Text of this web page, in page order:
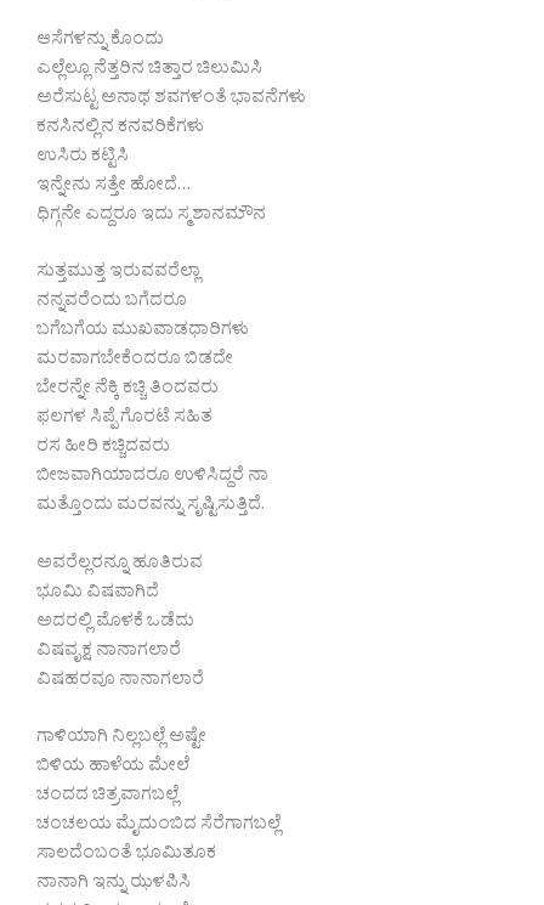
ಆಸೆಗಳನ್ನು ಕೊಂದು
ಎಲ್ಲೆಲ್ಲೂ ನೆತ್ತರಿನ ಚಿತ್ತಾರ ಚಿಲುಮಿಸಿ
ಅರೆಸುಟ್ಟ ಅನಾಥ ಶವಗಳಂತೆ ಭಾವನೆಗಳು
ಕನಸಿನಲ್ಲಿನ ಕನವರಿಕೆಗಳು
ಉಸಿರು ಕಟ್ಟಿಸಿ
ಇನ್ನೇನು ಸತ್ತೇ ಹೋದೆ…
ಧಿಗ್ಗನೇ ಎದ್ದರೂ ಇದು ಸ್ಮಶಾನಮೌನ
ಸುತ್ತಮುತ್ತ ಇರುವವರೆಲ್ಲಾ
ನನ್ನವರೆಂದು ಬಗೆದರೂ
ಬಗೆಬಗೆಯ ಮುಖವಾಡಧಾರಿಗಳು
ಮರವಾಗಬೇಕೆಂದರೂ ಬಿಡದೇ
ಬೇರನ್ನೇ ನೆಕ್ಕಿ ಕಚ್ಚಿ ತಿಂದವರು
ಫಲಗಳ ಸಿಪ್ಪೆ ಗೊರಟೆ ಸಹಿತ
ರಸ ಹೀರಿ ಕಚ್ಚಿದವರು
ಬೀಜವಾಗಿಯಾದರೂ ಉಳಿಸಿದ್ದರೆ ನಾ
ಮತ್ತೊಂದು ಮರವನ್ನು ಸೃಷ್ಟಿಸುತ್ತಿದೆ.
ಅವರೆಲ್ಲರನ್ನೂ ಹೂತಿರುವ
ಭೂಮಿ ವಿಷವಾಗಿದೆ
ಅದರಲ್ಲಿ ಮೊಳಕೆ ಒಡೆದು
ವಿಷವೃಕ್ಷ ನಾನಾಗಲಾರೆ
ವಿಷಹರವೂ ನಾನಾಗಲಾರೆ
ಗಾಳಿಯಾಗಿ ನಿಲ್ಲಬಲ್ಲೆ ಅಷ್ಟೇ
ಬಿಳಿಯ ಹಾಳೆಯ ಮೇಲೆ
ಚಂದದ ಚಿತ್ರವಾಗಬಲ್ಲೆ
ಚಂಚಲಯ ಮೈದುಂಬಿದ ಸೆರೆಗಾಗಬಲ್ಲೆ
ಸಾಲದೆಂಬಂತೆ ಭೂಮಿತೂಕ
ನಾನಾಗಿ ಇನ್ನು ಝಳಪಿಸಿ